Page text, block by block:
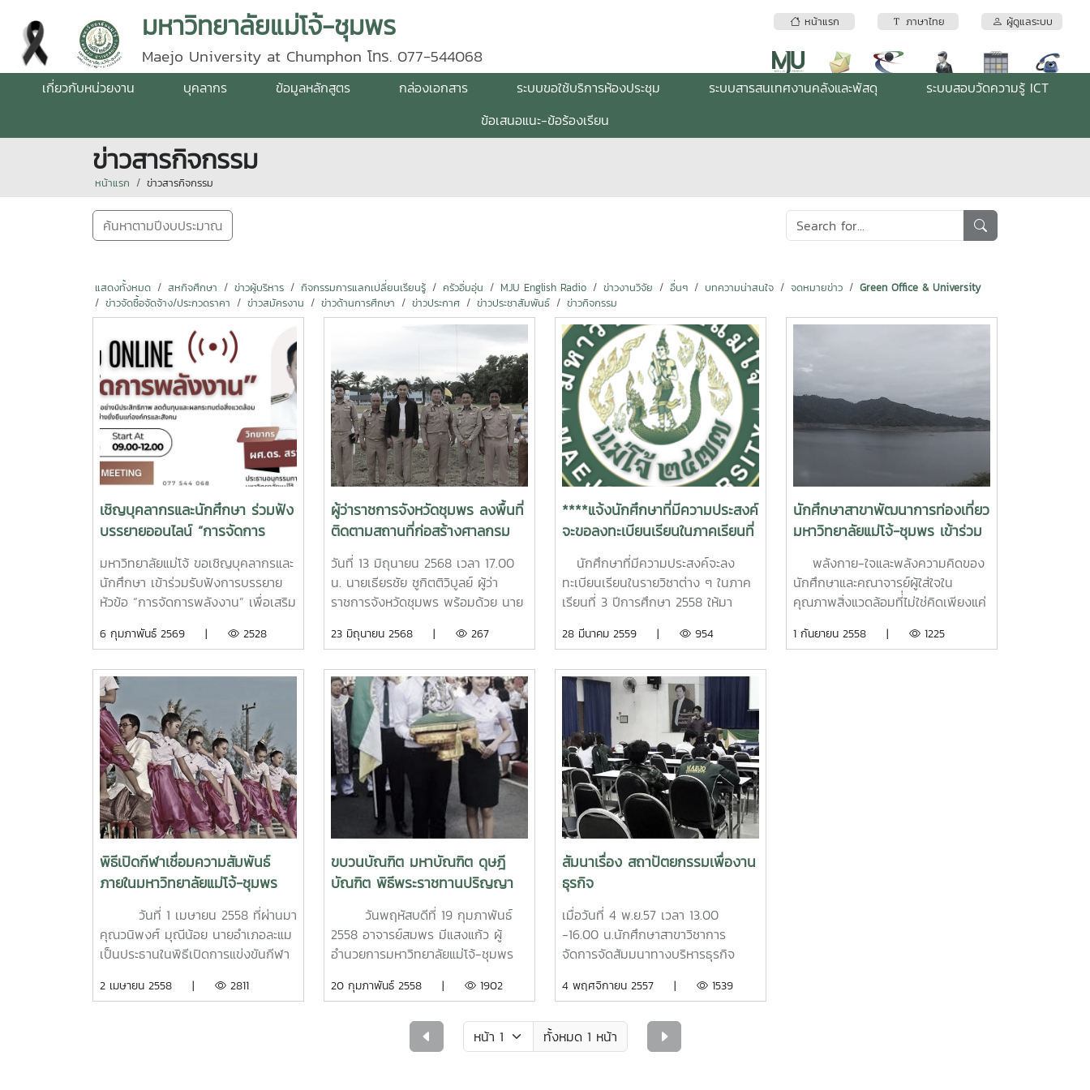
หน้าแรก ภาษาไทย ผู้ดูแลระบบ
มหาวิทยาลัยแม่โจ้-ชุมพร
Maejo University at Chumphon โทร. 077-544068
เกี่ยวกับหน่วยงาน บุคลากร ข้อมูลหลักสูตร กล่องเอกสาร ระบบขอใช้บริการห้องประชุม ระบบสารสนเทศงานคลังและพัสดุ
ระบบสอบวัดความรู้ ICT
ข้อเสนอแนะ-ข้อร้องเรียน
ข่าวสารกิจกรรม
หน้าแรก ข่าวสารกิจกรรม
ค้นหาตามปีงบประมาณ
แสดงทั้งหมด สหกิจศึกษา ข่าวผู้บริหาร กิจกรรมการแลกเปลี่ยนเรียนรู้ ครัวอิ่มอุ่น MJU English Radio ข่าวงานวิจัย อื่นๆ บทความน่าสนใจ จดหมายข่าว
Green Office & University
ข่าวจัดซื้อจัดจ้าง/ประกวดราคา
ข่าวสมัครงาน ข่าวด้านการศึกษา ข่าวประกาศ ข่าวประชาสัมพันธ์ ข่าวกิจกรรม
เชิญบุคลากรและนักศึกษา ร่วมฟัง
บรรยายออนไลน์ “การจัดการ
พลังงาน” เสริมความรู้ สู่การใช้
พลังงานอย่างยั่งยืน
มหาวิทยาลัยแม่โจ้ ขอเชิญบุคลากรและ
นักศึกษา เข้าร่วมรับฟังการบรรยาย
หัวข้อ “การจัดการพลังงาน” เพื่อเสริม
ถึงความสำคัญของการใช้พลังงาน
องค์กรการศึกษาการบรรยายในครั้งนี้
ได้รับเกียรติจาก ผู้ช่วยศาสตราจารย์
ดร.สราวุธ พลวงษ์ศรี ประธาน
อนุกรรมการดำเนินการจัดการ
พลังงาน มหาวิทยาลัยแม่โจ้ เป็น
วิทยากรถ่ายทอดองค์ความรู้ แนวคิด
และแนวทางการจัดการพลังงานที่
สอดคล้องกับนโยบายการพัฒนาที่
ยั่งยืนกิจกรรมจะจัดขึ้นใน วันพุธที่ 11
กุมภาพันธ์ 2569 เวลา 09.00 –
12.00 น. ผ่านระบบออนไลน์ Zoom
Meetingจึงขอเชิญบุคลากรและ
นักศึกษาเข้าร่วมรับฟังการบรรยายดัง
กล่าวโดยพร้อมเพรียงกัน เพื่อร่วมเป็น
ส่วนหนึ่งในการขับเคลื่อนการใช้
ประสิทธิภาพ ตลอดจนปฏิบัติตาม
6 กุมภาพันธ์ 2569 | 2528
ผู้ว่าราชการจังหวัดชุมพร ลงพื้นที่
ติดตามสถานที่ก่อสร้างศาลกรม
หลวงชุมพรเขตอุดมศักดิ์
วันที่ 13 มิถุนายน 2568 เวลา 17.00
น. นายเธียรชัย ชูกิตติวิบูลย์ ผู้ว่า
ราชการจังหวัดชุมพร พร้อมด้วย นาย
นายนันทภพ เอื้ออารี สมาชิกสภา
สถานที่และติดตามความก้าวหน้าในการ
วางแผนก่อสร้างก่อสร้างศาลกรม
หลวงชุมพรเขตอุดมศักดิ์ บริเวณหน้า
มหาวิทยาลัยแม่โจ้-ชุมพร ตำบลละแม
อำเภอละแม จังหวัดชุมพรอาจารย์
ดร.ฐิระ ทองเหลือ
คณบดี อาจารย์ ดร.จักรกฤช ณ นคร
รองคณบดีฯ ฝ่ายบริหารและ
ยุทธศาสตร์ ผศ.ดร.กมลวรรณ ศุภ
วิญญู รองคณบดีฯ ฝ่ายวิชาการ วิจัย
และบริการวิชาการ ดร.ณรงค์ โยธิน
หัวหน้างานนโยบาย แผนและประกัน
คุณภาพ ต้อนรับและนำดูสถานที่ และ
รายงานความพร้อมด้านพื้นที่สำหรับ
ก่อสร้าง โดยได้กันพื้นที่บริเวณด้าน
สนับสนุนการก่อสร้างดังกล่าว
23 มิถุนายน 2568 | 267
****แจ้งนักศึกษาที่มีความประสงค์
จะขอลงทะเบียนเรียนในภาคเรียนที่
3 ปีการศึกษา 2558 (ภาคฤดู
ร้อน)****
นักศึกษาที่มีความประสงค์จะลง
ทะเบียนเรียนในรายวิชาต่าง ๆ ในภาค
เรียนที่ 3 ปีการศึกษา 2558 ให้มา
รายวิชาและ นำส่งที่คุณภัทร์ธนกัลย์
ศึกษา ได้ตั้งแต่บัดนี้เป็นต้นไปถึงวันที่
8 เมษายน
28 มีนาคม 2559 | 954
นักศึกษาสาขาพัฒนาการท่องเที่ยว
มหาวิทยาลัยแม่โจ้-ชุมพร เข้าร่วม
ประชุมเชิงปฏิบัติการเครือข่าย
เยาวชนสิ่งแวดล้อม ระดับประเทศ
เพื่อการก้าวเข้าเป็นมหาวิทยาลัยสี
เขียว (Green University)
พลังกาย-ใจและพลังความคิดของ
นักศึกษาและคณาจารย์ผู้ใส่ใจใน
คุณภาพสิ่งแวดล้อมที่่ไม่ใช่คิดเพียงแค่
ด้วย เพราะการร่วมกันปกป้อง
1 กันยายน 2558 | 1225
พิธีเปิดกีฬาเชื่อมความสัมพันธ์
ภายในมหาวิทยาลัยแม่โจ้-ชุมพร
"คาวบอยเกมส์" ครั้งที่ 14
วันที่ 1 เมษายน 2558 ที่ผ่านมา
คุณวนิพงศ์ มุณีน้อย นายอำเภอละแม
เป็นประธานในพิธีเปิดการแข่งขันกีฬา
แม่โจ้-ชุมพร "คาวบอยเกมส์" ครั้งที่
2 เมษายน 2558 | 2811
ขบวนบัณฑิต มหาบัณฑิต ดุษฎี
บัณฑิต พิธีพระราชทานปริญญา
บัตร ครั้งที่ 37
วันพฤหัสบดีที่ 19 กุมภาพันธ์
2558 อาจารย์สมพร มีแสงแก้ว ผู้
อำนวยการมหาวิทยาลัยแม่โจ้-ชุมพร
ร่วมพิธีพระราชทานปริญญาบัตร แก่ผู้
2556-2557 (ครั้งที่ 37) จากสมเด็จ
พระเจ้าลูกเธอเจ้าฟ้าจุฬาภรณวลัย
20 กุมภาพันธ์ 2558 | 1902
สัมนาเรื่อง สถาปัตยกรรมเพื่องาน
ธุรกิจ
เมื่อวันที่ 4 พ.ย.57 เวลา 13.00
-16.00 น.นักศึกษาสาขาวิชาการ
จัดการจัดสัมมนาทางบริหารธุรกิจ
ธุรกิจ" โดยมี อ.ดร.นรา พงษ์พานิช
4 พฤศจิกายน 2557 | 1539
ทั้งหมด 1 หน้า